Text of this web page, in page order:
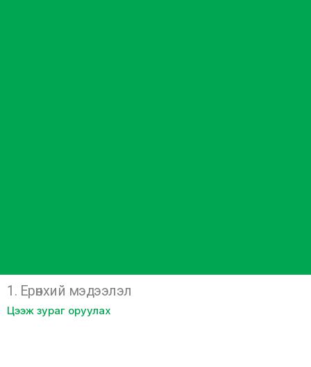
1. Ерөнхий мэдээлэл
Цээж зураг оруулах